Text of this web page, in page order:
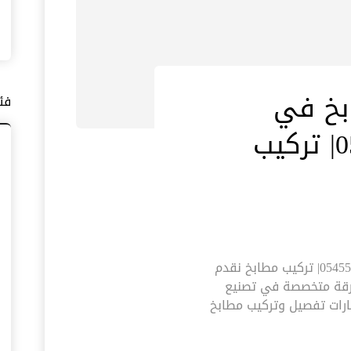
في
الشارقة |0545574752| تركيب
تفصيل وتركيب مطابخ في الشارقة |0545574752| تركيب مطابخ نقدم
متخصصة في تصنيع
تفصيل وتركيب مطابخ